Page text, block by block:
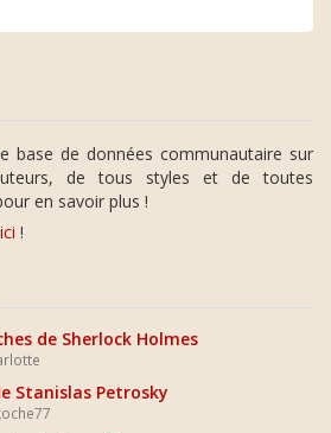
base de données communautaire sur
de tous styles et de toutes
en savoir plus !
!
de Sherlock Holmes
Stanislas Petrosky